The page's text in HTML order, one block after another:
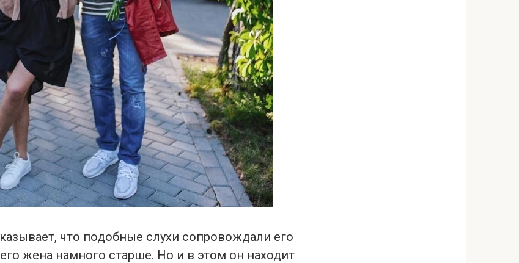
что подобные слухи сопровождали его
жена намного старше. Но и в этом он находит